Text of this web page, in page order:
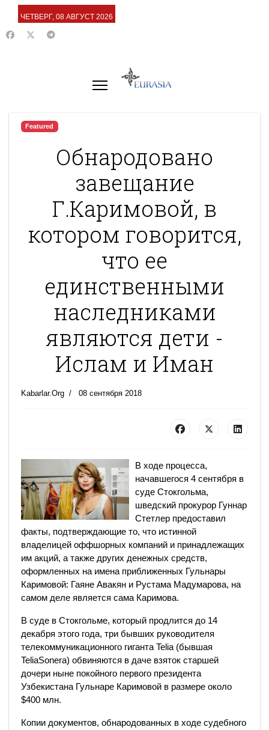
ЧЕТВЕРГ, 08 АВГУСТ 2026
Featured
Обнародовано
завещание
Г.Каримовой, в
котором говорится,
что ее
единственными
наследниками
являются дети -
Ислам и Иман
Kabarlar.Org 08 сентября 2018
В ходе процесса,
начавшегося 4 сентября в
суде Стокгольма,
шведский прокурор Гуннар
Стетлер предоставил
факты, подтверждающие то, что истинной
владелицей оффшорных компаний и принадлежащих
им акций, а также других денежных средств,
оформленных на имена приближенных Гульнары
Каримовой: Гаяне Авакян и Рустама Мадумарова, на
самом деле является сама Каримова.
В суде в Стокгольме, который продлится до 14
декабря этого года, три бывших руководителя
телекоммуникационного гиганта Telia (бывшая
TeliaSonera) обвиняются в даче взяток старшей
дочери ныне покойного первого президента
Узбекистана Гульнаре Каримовой в размере около
$400 млн.
Копии документов, обнародованных в ходе судебного